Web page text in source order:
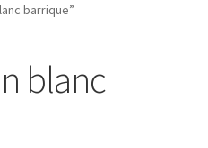
barrique”
blanc